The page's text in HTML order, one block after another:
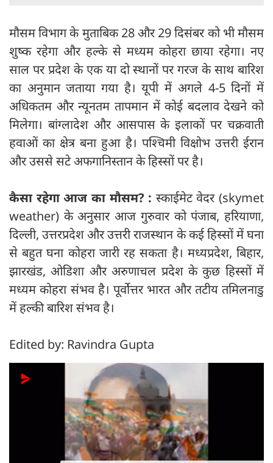
मौसम विभाग के मुताबिक 28 और 29 दिसंबर को भी मौसम
शुष्क रहेगा और हल्के से मध्यम कोहरा छाया रहेगा। नए
साल पर प्रदेश के एक या दो स्थानों पर गरज के साथ बारिश
का अनुमान जताया गया है। यूपी में अगले 4-5 दिनों में
अधिकतम और न्यूनतम तापमान में कोई बदलाव देखने को
मिलेगा। बांग्लादेश और आसपास के इलाकों पर चक्रवाती
हवाओं का क्षेत्र बना हुआ है। पश्चिमी विक्षोभ उत्तरी ईरान
और उससे सटे अफगानिस्तान के हिस्सों पर है।
कैसा रहेगा आज का मौसम? : स्काईमेट वेदर (skymet
weather) के अनुसार आज गुरुवार को पंजाब, हरियाणा,
दिल्ली, उत्तरप्रदेश और उत्तरी राजस्थान के कई हिस्सों में घना
से बहुत घना कोहरा जारी रह सकता है। मध्यप्रदेश, बिहार,
झारखंड, ओडिशा और अरुणाचल प्रदेश के कुछ हिस्सों में
मध्यम कोहरा संभव है। पूर्वोत्तर भारत और तटीय तमिलनाडु
में हल्की बारिश संभव है।
Edited by: Ravindra Gupta